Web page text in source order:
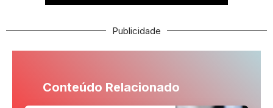
Publicidade
Conteúdo Relacionado